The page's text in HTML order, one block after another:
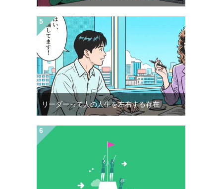
リーダーって人の人生を左右する存在